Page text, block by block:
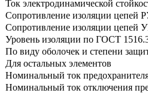
Ток электродинамической
Сопротивление изоляции
Сопротивление изоляции
Уровень изоляции по ГОСТ
По виду оболочек и степени
Для остальных элементов
Номинальный ток
Номинальный ток отключения